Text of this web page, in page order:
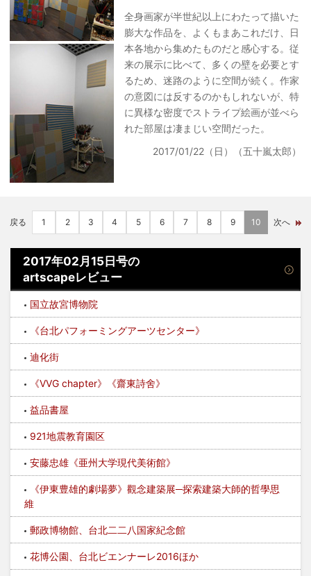
全身画家が半世紀以上にわたって描いた
膨大な作品を、よくもまあこれだけ、日
本各地から集めたものだと感心する。従
来の展示に比べて、多くの壁を必要とす
るため、迷路のように空間が続く。作家
の意図には反するのかもしれないが、特
に異様な密度でストライプ絵画が並べら
れた部屋は凄まじい空間だった。
2017/01/22（日）（五十嵐太郎）
戻る 1 2 3 4 5 6 7 8 9 10 次へ
2017年02月15日号の
artscapeレビュー
国立故宮博物院
《台北パフォーミングアーツセンター》
迪化街
《VVG chapter》《齋東詩舍》
益品書屋
921地震教育園区
安藤忠雄《亜州大学現代美術館》
《伊東豊雄的劇場夢》觀念建築展─探索建築大師的哲學思
維
郵政博物館、台北二二八国家紀念館
花博公園、台北ビエンナーレ2016ほか